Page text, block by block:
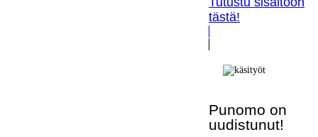
tästä!
Punomo on
uudistunut!